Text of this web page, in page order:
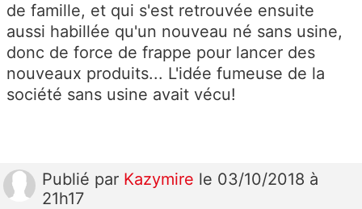
de famille, et qui s'est retrouvée ensuite
aussi habillée qu'un nouveau né sans usine,
donc de force de frappe pour lancer des
nouveaux produits... L'idée fumeuse de la
société sans usine avait vécu!
Publié par Kazymire le 03/10/2018 à
21h17